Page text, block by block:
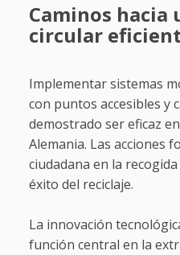
Caminos hacia
circular
Implementar sistemas
con puntos accesibles y
demostrado ser eficaz
Alemania. Las acciones
ciudadana en la
éxito del reciclaje.
La innovación
función central en la